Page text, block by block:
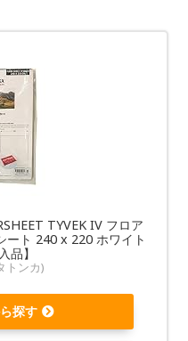
TYVEK IV フロア
ート 240 x 220 ホワイト
品】
トンカ)
探す